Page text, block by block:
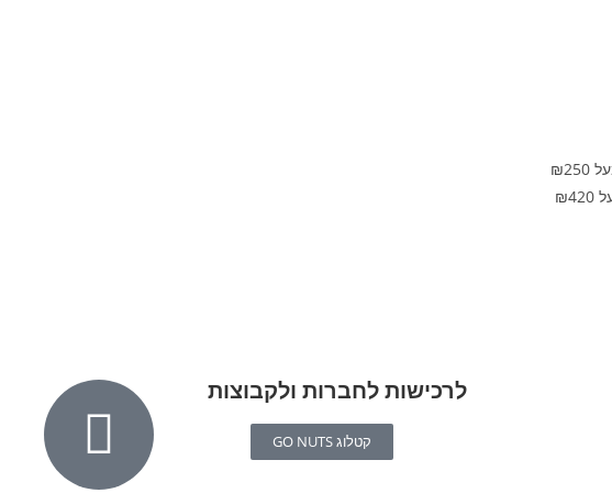
לרכישות לחברות ולקבוצות
קטלוג GO NUTS